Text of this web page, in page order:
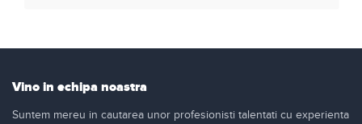
Vino in echipa noastra
Suntem mereu in cautarea unor profesionisti talentati cu experienta